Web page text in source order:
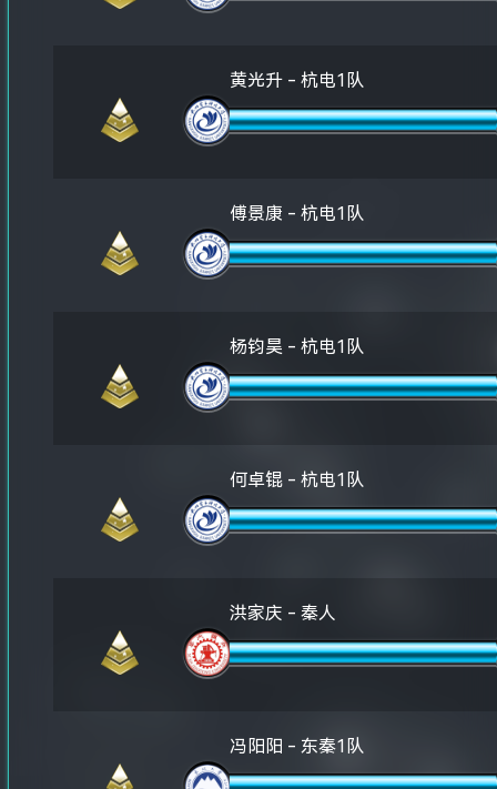
黄光升 - 杭电1队
傅景康 - 杭电1队
杨钧昊 - 杭电1队
何卓锟 - 杭电1队
洪家庆 - 秦人
冯阳阳 - 东秦1队